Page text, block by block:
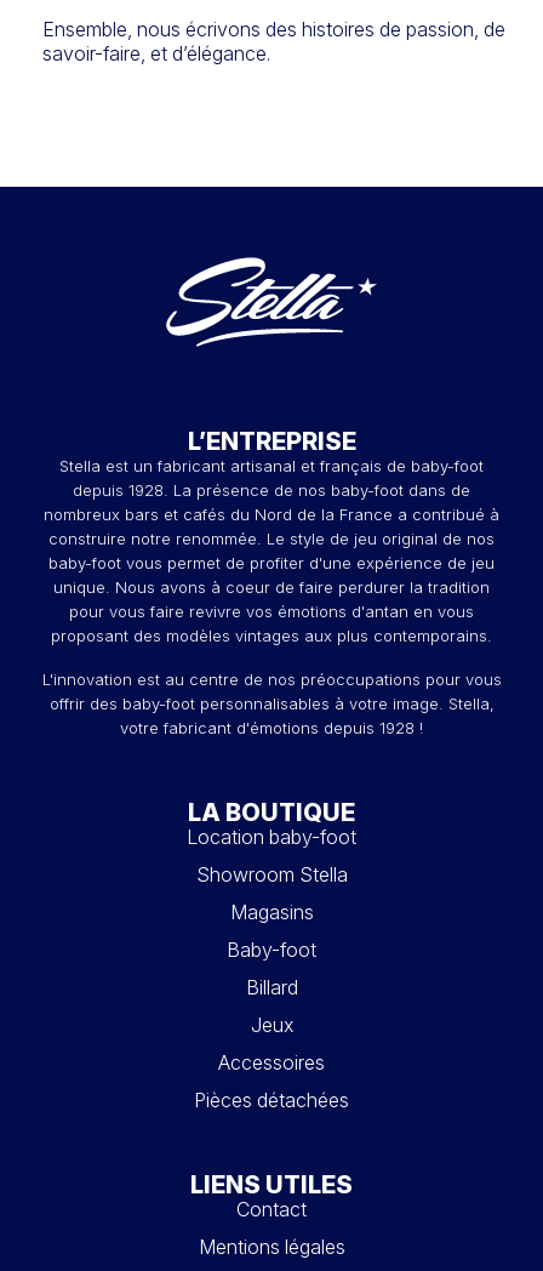
Ensemble, nous écrivons des histoires de passion, de
savoir-faire, et d’élégance.
L’ENTREPRISE
Stella est un fabricant artisanal et français de baby-foot
depuis 1928. La présence de nos baby-foot dans de
nombreux bars et cafés du Nord de la France a contribué à
construire notre renommée. Le style de jeu original de nos
baby-foot vous permet de profiter d'une expérience de jeu
unique. Nous avons à coeur de faire perdurer la tradition
pour vous faire revivre vos émotions d'antan en vous
proposant des modèles vintages aux plus contemporains.
L'innovation est au centre de nos préoccupations pour vous
offrir des baby-foot personnalisables à votre image. Stella,
votre fabricant d'émotions depuis 1928 !
LA BOUTIQUE
Location baby-foot
Showroom Stella
Magasins
Baby-foot
Billard
Jeux
Accessoires
Pièces détachées
LIENS UTILES
Contact
Mentions légales